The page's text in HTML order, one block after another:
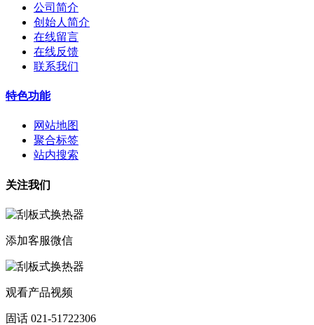
公司简介
创始人简介
在线留言
在线反馈
联系我们
特色功能
网站地图
聚合标签
站内搜索
关注我们
添加客服微信
观看产品视频
固话 021-51722306